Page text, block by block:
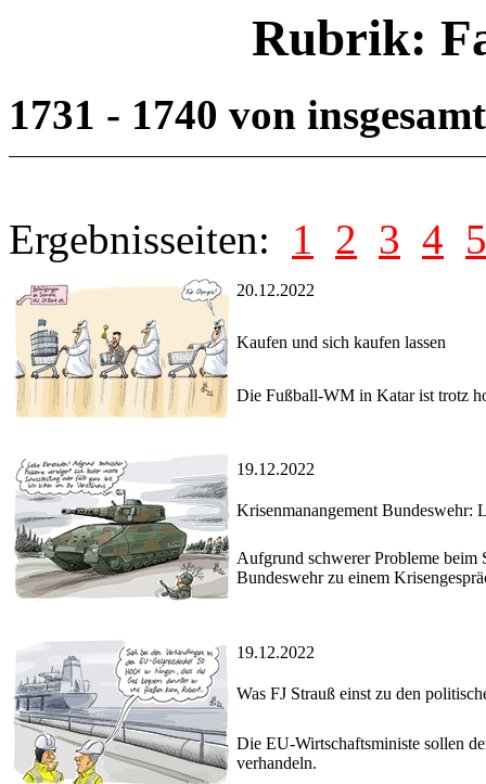
Rubrik:
1731 - 1740 von
Ergebnisseiten: 1 2 3 4 5
20.12.2022
Kaufen und sich kaufen lassen
Die Fußball-WM in Katar ist trotz
19.12.2022
Krisenmanangement Bundeswehr:
Aufgrund schwerer Probleme beim
Bundeswehr zu einem
19.12.2022
Was FJ Strauß einst zu den
Die EU-Wirtschaftsministe sollen
verhandeln.